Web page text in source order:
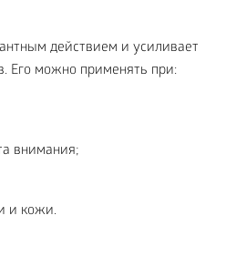
действием и усиливает
Его можно применять при:
внимания;
и кожи.